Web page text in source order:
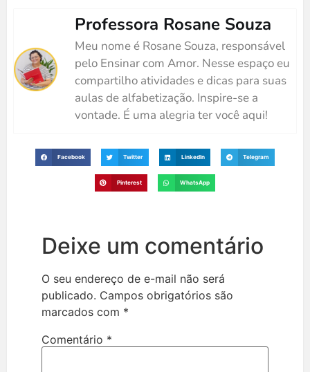
Professora Rosane Souza
Meu nome é Rosane Souza, responsável
pelo Ensinar com Amor. Nesse espaço eu
compartilho atividades e dicas para suas
aulas de alfabetização. Inspire-se a
vontade. É uma alegria ter você aqui!
Facebook Twitter LinkedIn Telegram
Pinterest WhatsApp
Deixe um comentário
O seu endereço de e-mail não será
publicado. Campos obrigatórios são
marcados com *
Comentário *